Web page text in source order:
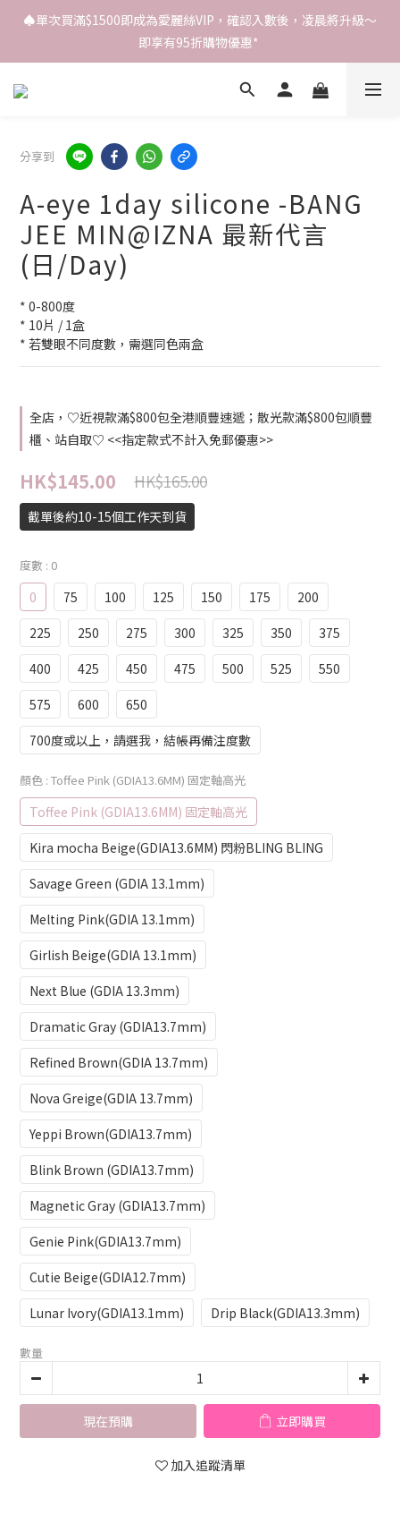
♠️單次買滿$1500即成為愛麗絲VIP，確認入數後，凌晨將升級～
即享有95折購物優惠*
分享到
A-eye 1day silicone -BANG
JEE MIN@IZNA 最新代言
(日/Day)
* 0-800度
* 10片 / 1盒
* 若雙眼不同度數，需選同色兩盒
全店，♡近視款滿$800包全港順豐速遞；散光款滿$800包順豐
櫃、站自取♡ <<指定款式不計入免郵優惠>>
HK$145.00 HK$165.00
截單後約10-15個工作天到貨
度數 : 0
0 75 100 125 150 175
200
225
250 275 300 325 350
375
400
425 450 475 500 525
550
575
600
650
700度或以上，請選我，結帳再備注度數
顏色 : Toffee Pink (GDIA13.6MM) 固定軸高光
Toffee Pink (GDIA13.6MM) 固定軸高光
Kira mocha Beige(GDIA13.6MM) 閃粉BLING BLING
Savage Green (GDIA 13.1mm)
Melting Pink(GDIA 13.1mm)
Girlish Beige(GDIA 13.1mm)
Next Blue (GDIA 13.3mm)
Dramatic Gray (GDIA13.7mm)
Refined Brown(GDIA 13.7mm)
Nova Greige(GDIA 13.7mm)
Yeppi Brown(GDIA13.7mm)
Blink Brown (GDIA13.7mm)
Magnetic Gray (GDIA13.7mm)
Genie Pink(GDIA13.7mm)
Cutie Beige(GDIA12.7mm)
Lunar Ivory(GDIA13.1mm)
Drip Black(GDIA13.3mm)
數量
現在預購 立即購買
加入追蹤清單